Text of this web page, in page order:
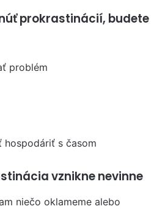
prokrastinácií, budete
problém
hospodáriť s časom
vznikne nevinne
niečo oklameme alebo